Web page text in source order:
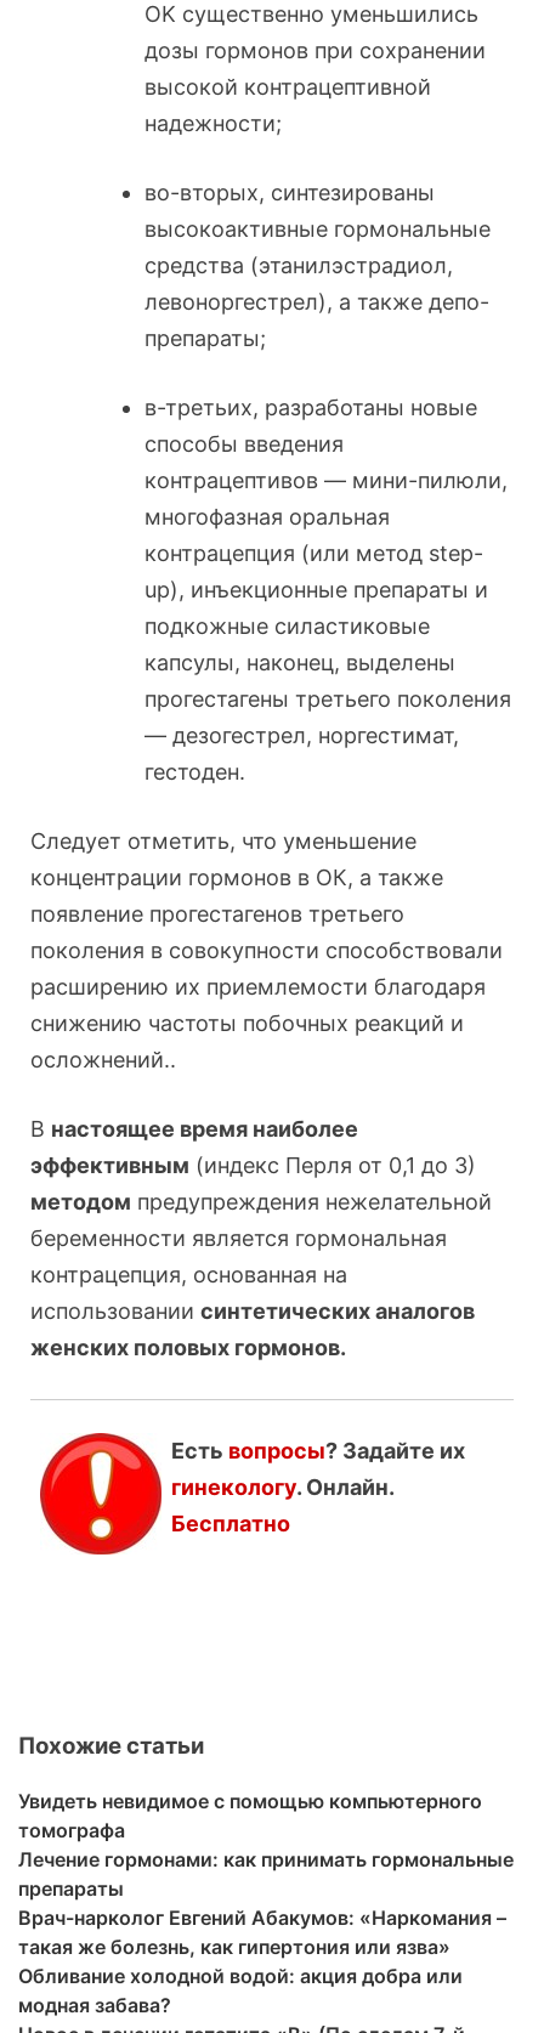
OK существенно уменьшились
дозы гормонов при сохранении
высокой контрацептивной
надежности;
во-вторых, синтезированы
высокоактивные гормональные
средства (этанилэстрадиол,
левоноргестрел), а также депо-
препараты;
в-третьих, разработаны новые
способы введения
контрацептивов — мини-пилюли,
многофазная оральная
контрацепция (или метод step-
up), инъекционные препараты и
подкожные силастиковые
капсулы, наконец, выделены
прогестагены третьего поколения
— дезогестрел, норгестимат,
гестоден.
Следует отметить, что уменьшение
концентрации гормонов в ОК, а также
появление прогестагенов третьего
поколения в совокупности способствовали
расширению их приемлемости благодаря
снижению частоты побочных реакций и
осложнений..
В настоящее время наиболее
эффективным (индекс Перля от 0,1 до 3)
методом предупреждения нежелательной
беременности является гормональная
контрацепция, основанная на
использовании синтетических аналогов
женских половых гормонов.
Есть вопросы? Задайте их
гинекологу. Онлайн.
Бесплатно
Похожие статьи
Увидеть невидимое с помощью компьютерного
томографа
Лечение гормонами: как принимать гормональные
препараты
Врач-нарколог Евгений Абакумов: «Наркомания –
такая же болезнь, как гипертония или язва»
Обливание холодной водой: акция добра или
модная забава?